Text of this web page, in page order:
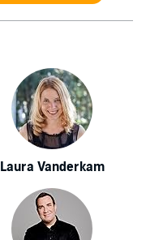
Laura Vanderkam